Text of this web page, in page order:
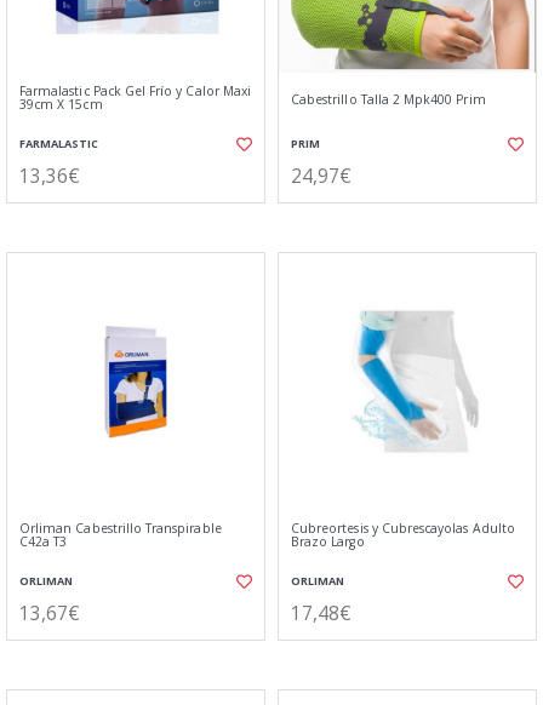
Farmalastic Pack Gel Frío y Calor Maxi
39cm X 15cm
FARMALASTIC
13,36€
Cabestrillo Talla 2 Mpk400 Prim
PRIM
24,97€
Orliman Cabestrillo Transpirable
C42a T3
ORLIMAN
13,67€
Cubreortesis y Cubrescayolas Adulto
Brazo Largo
ORLIMAN
17,48€